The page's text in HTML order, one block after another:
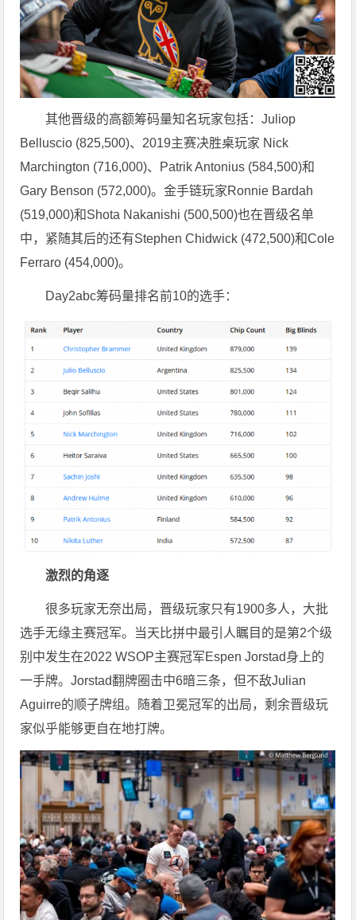
其他晋级的高额筹码量知名玩家包括：Juliop
Belluscio (825,500)、2019主赛决胜桌玩家 Nick
Marchington (716,000)、Patrik Antonius (584,500)和
Gary Benson (572,000)。金手链玩家Ronnie Bardah
(519,000)和Shota Nakanishi (500,500)也在晋级名单
中，紧随其后的还有Stephen Chidwick (472,500)和Cole
Ferraro (454,000)。
Day2abc筹码量排名前10的选手：
激烈的角逐
很多玩家无奈出局，晋级玩家只有1900多人，大批
选手无缘主赛冠军。当天比拼中最引人瞩目的是第2个级
别中发生在2022 WSOP主赛冠军Espen Jorstad身上的
一手牌。Jorstad翻牌圈击中6暗三条，但不敌Julian
Aguirre的顺子牌组。随着卫冕冠军的出局，剩余晋级玩
家似乎能够更自在地打牌。